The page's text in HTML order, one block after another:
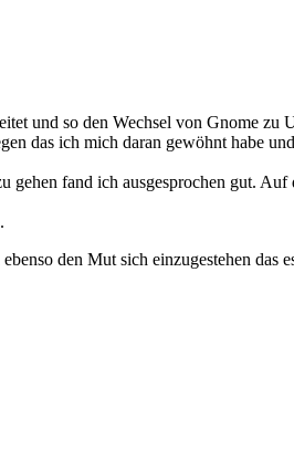
und so den Wechsel von Gnome
das ich mich daran gewöhnt habe
fand ich ausgesprochen gut. Auf
den Mut sich einzugestehen das